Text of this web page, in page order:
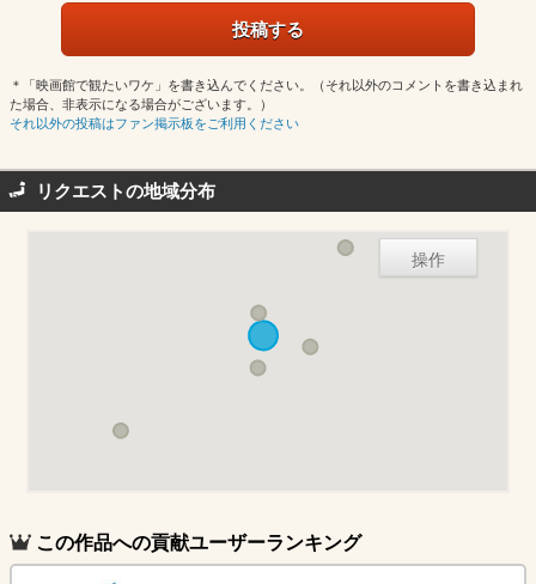
＊「映画館で観たいワケ」を書き込んでください。（それ以外のコメントを書き込まれ
た場合、非表示になる場合がございます。）
それ以外の投稿はファン掲示板をご利用ください
リクエストの地域分布
操作
この作品への貢献ユーザーランキング